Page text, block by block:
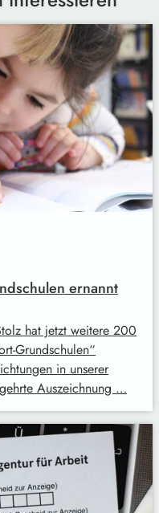
ernannt
hat jetzt weitere 200
Grundschulen“
in unserer
Auszeichnung …